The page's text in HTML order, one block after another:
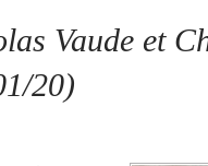
Vaude et
20)